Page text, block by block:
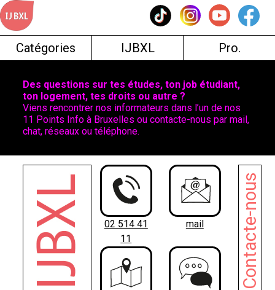
Skip
to
content
Catégories IJBXL Pro.
Des questions sur tes études, ton job étudiant,
ton logement, tes droits ou autre ?
Viens rencontrer nos informateurs dans l’un de nos
11 Points Info à Bruxelles ou contacte-nous par mail,
chat, réseaux ou téléphone.
02 514 41
11
mail Contacte-nous